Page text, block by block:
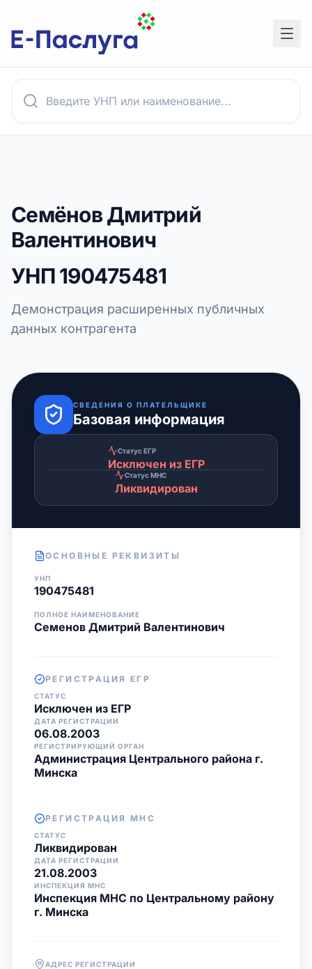
Семёнов Дмитрий
Валентинович
УНП190475481
Демонстрация расширенных публичных
данных контрагента
СВЕДЕНИЯ О ПЛАТЕЛЬЩИКЕ
Базовая информация
Статус ЕГР
Исключен из ЕГР
Статус МНС
Ликвидирован
ОСНОВНЫЕ РЕКВИЗИТЫ
УНП
190475481
ПОЛНОЕ НАИМЕНОВАНИЕ
Семенов Дмитрий Валентинович
РЕГИСТРАЦИЯ ЕГР
СТАТУС
Исключен из ЕГР
ДАТА РЕГИСТРАЦИИ
06.08.2003
РЕГИСТРИРУЮЩИЙ ОРГАН
Администрация Центрального района г.
Минска
РЕГИСТРАЦИЯ МНС
СТАТУС
Ликвидирован
ДАТА РЕГИСТРАЦИИ
21.08.2003
ИНСПЕКЦИЯ МНС
Инспекция МНС по Центральному району
г. Минска
АДРЕС РЕГИСТРАЦИИ